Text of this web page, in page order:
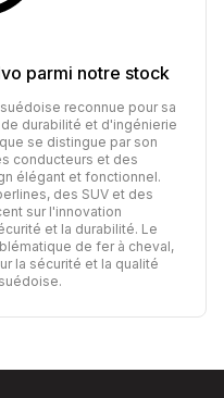
parmi notre stock
reconnue pour sa
durabilité et d'ingénierie
se distingue par son
conducteurs et des
élégant et fonctionnel.
des SUV et des
sur l'innovation
et la durabilité. Le
de fer à cheval,
la sécurité et la qualité